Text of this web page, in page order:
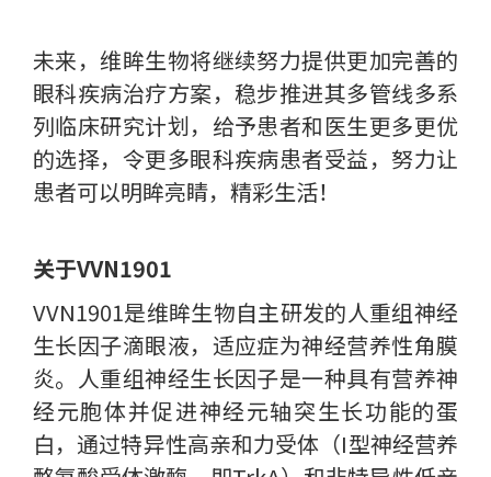
未来，维眸生物将继续努力提供更加完善的
眼科疾病治疗方案，稳步推进其多管线多系
列临床研究计划，给予患者和医生更多更优
的选择，令更多眼科疾病患者受益，努力让
患者可以明眸亮睛，精彩生活！
关于VVN1901
VVN1901是维眸生物自主研发的人重组神经
生长因子滴眼液，适应症为神经营养性角膜
炎。人重组神经生长因子是一种具有营养神
经元胞体并促进神经元轴突生长功能的蛋
白，通过特异性高亲和力受体（I型神经营养